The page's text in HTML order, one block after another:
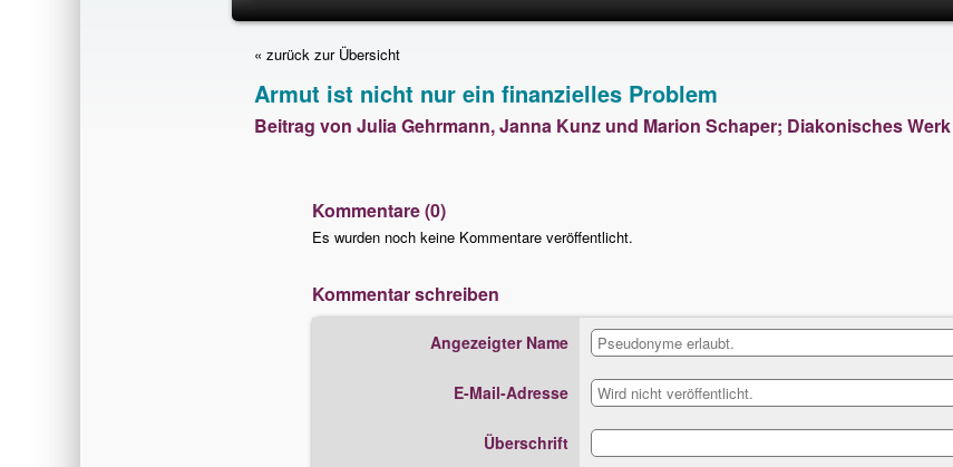
« zurück zur Übersicht
Armut ist nicht nur ein finanzielles Problem
Beitrag von Julia Gehrmann, Janna Kunz und Marion Schaper; Diakonisches
Kommentare (0)
Es wurden noch keine Kommentare veröffentlicht.
Kommentar schreiben
Angezeigter Name
E-Mail-Adresse
Überschrift